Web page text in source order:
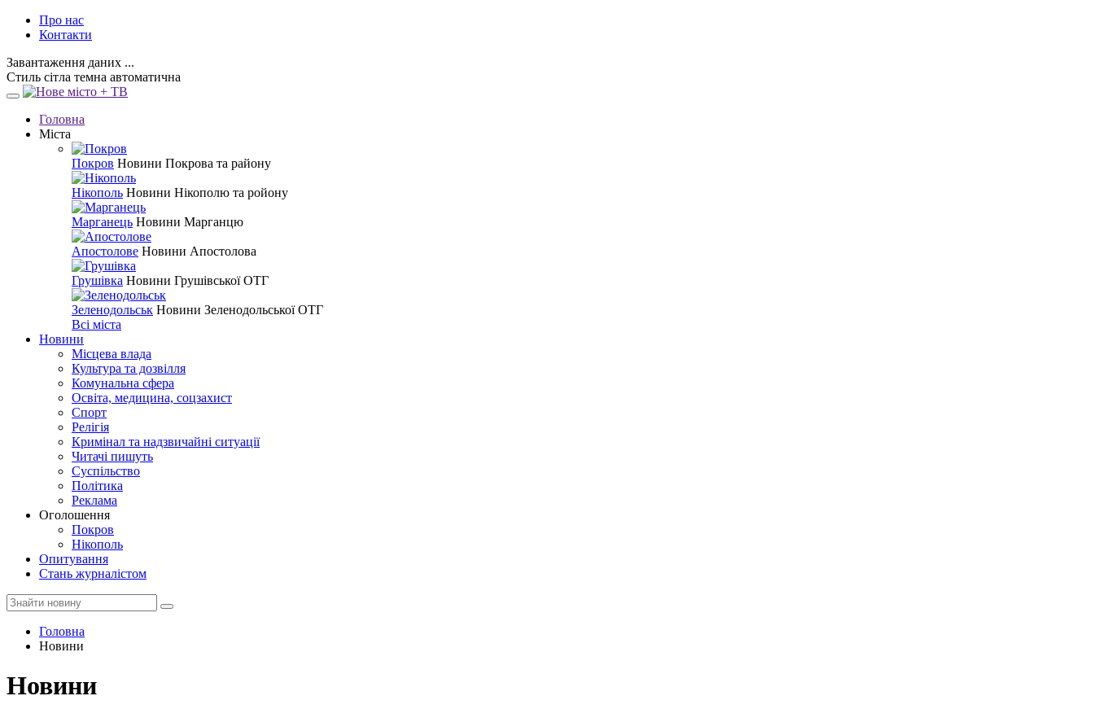
Про нас
Контакти
Завантаження даних ...
Стиль сітла темна автоматична
Головна
Міста
Покров Новини Покрова та району
Нікополь Новини Нікополю та ройону
Марганець Новини Марганцю
Апостолове Новини Апостолова
Грушівка Новини Грушівської ОТГ
Зеленодольськ Новини Зеленодольської ОТГ
Всі міста
Новини
Місцева влада
Культура та дозвілля
Комунальна сфера
Освіта, медицина, соцзахист
Спорт
Релігія
Кримінал та надзвичайні ситуації
Читачі пишуть
Суспільство
Політика
Реклама
Оголошення
Покров
Нікополь
Опитування
Стань журналістом
Головна
Новини
Новини